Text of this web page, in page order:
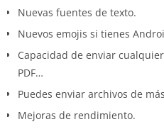
Nuevas fuentes de texto.
Nuevos emojis si tienes
Capacidad de enviar
PDF…
Puedes enviar archivos de
Mejoras de rendimiento.